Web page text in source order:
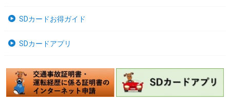
SDカードお得ガイド
SDカードアプリ